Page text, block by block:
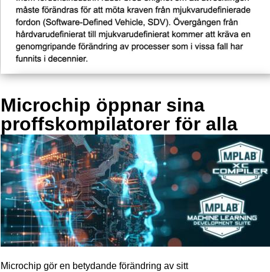
Microchip öppnar sina
proffskompilatorer för alla
Microchip gör en betydande förändring av sitt